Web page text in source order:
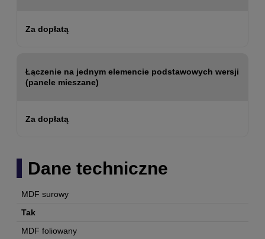
Za dopłatą
Łączenie na jednym elemencie podstawowych wersji
(panele mieszane)
Za dopłatą
Dane techniczne
MDF surowy
Tak
MDF foliowany